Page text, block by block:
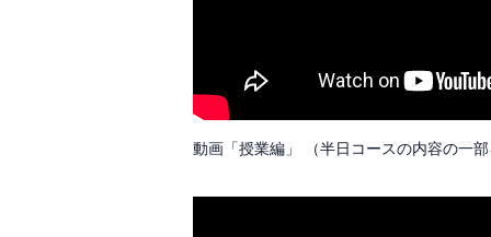
動画「授業編」 （半日コースの内容の一部